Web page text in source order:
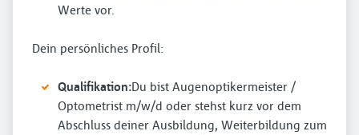
Werte vor.
Dein persönliches Profil:
Qualifikation:Du bist Augenoptikermeister /
Optometrist m/w/d oder stehst kurz vor dem
Abschluss deiner Ausbildung, Weiterbildung zum